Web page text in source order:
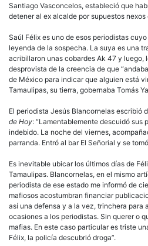
Santiago Vasconcelos, estableció que
detener al ex alcalde por supuestos
Saúl Félix es uno de esos periodistas
leyenda de la sospecha. La suya es una
acribillaron unas cobardes Ak 47 y luego,
desprovista de la creencia de que
de México para indicar que alguien está
Tamaulipas, su tierra, gobernaba Tomás
El periodista Jesús Blancornelas escribió
de Hoy: “Lamentablemente descuidó sus
indebido. La noche del viernes,
parranda. Entró al bar El Señorial y se
Es inevitable ubicar los últimos días de
Tamaulipas. Blancornelas, en el mismo
periodista de ese estado me informó de
mafiosos acostumbran financiar
así una defensa y a la vez, trinchera para
ocasiones a los periodistas. Sin querer o
mafias. En este caso particular es triste
Félix, la policía descubrió droga”.